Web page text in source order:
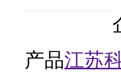
产品江苏